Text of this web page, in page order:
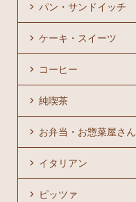
パン・サンドイッチ
ケーキ・スイーツ
コーヒー
純喫茶
お弁当・お惣菜屋さん
イタリアン
ピッツァ